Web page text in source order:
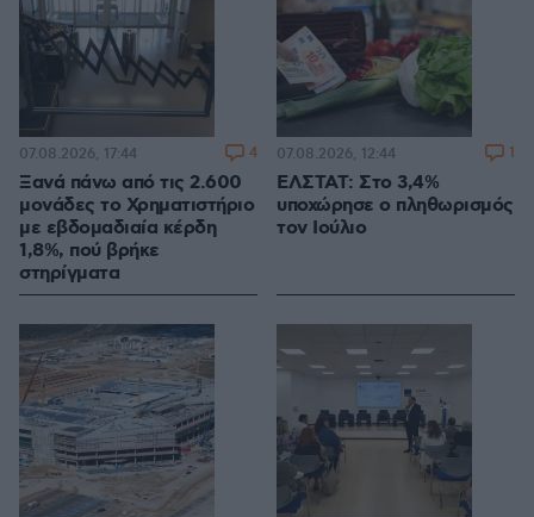
Ξανά πάνω από τις 2.600
μονάδες το Χρηματιστήριο
με εβδομαδιαία κέρδη
1,8%, πού βρήκε
στηρίγματα
07.08.2026, 17:44 4
ΕΛΣΤΑΤ: Στο 3,4%
υποχώρησε ο πληθωρισμός
τον Ιούλιο
07.08.2026, 12:44 1